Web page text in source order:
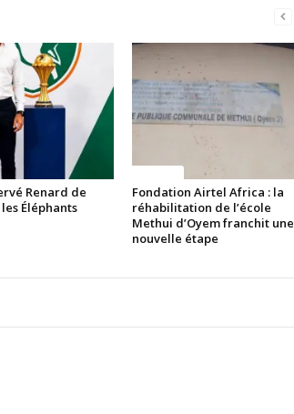
Renard de
Éléphants
Fondation Airtel Africa : la
réhabilitation de l’école
Methui d’Oyem franchit une
nouvelle étape